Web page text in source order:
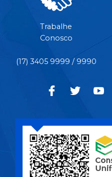
Trabalhe
Conosco
(17) 3405 9999 / 9990